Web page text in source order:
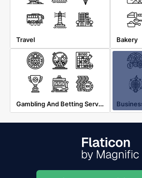
Travel Bakery
Gambling And Betting Services